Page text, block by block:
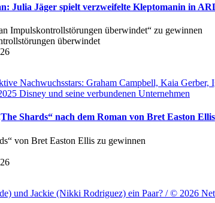
Julia Jäger spielt verzweifelte Kleptomanin in
Impulskontrollstörungen überwindet“ zu gewinnen
Nachwuchsstars: Graham Campbell, Kaia
Disney und seine verbundenen Unternehmen
Shards“ nach dem Roman von Bret Easton Ellis
von Bret Easton Ellis zu gewinnen
und Jackie (Nikki Rodriguez) ein Paar? / © 2026